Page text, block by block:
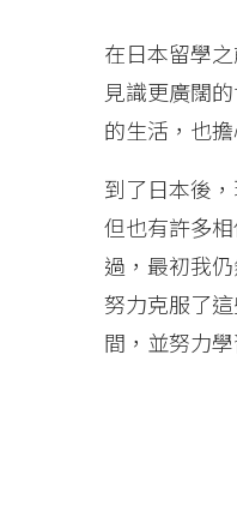
在日本留學
見識更廣闊
的生活，也
到了日本後
但也有許多
過，最初我
努力克服了
間，並努力